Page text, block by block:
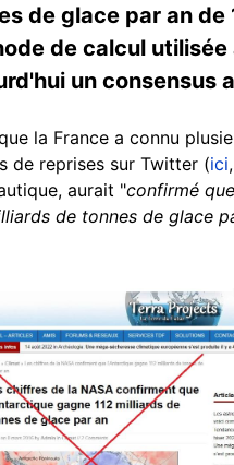
de glace par an
de calcul
un consensus
la France a connu
de reprises sur Twitter (ici,
aurait "confirmé
de tonnes de glace